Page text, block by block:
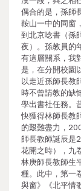
偶合的是，孫師
鞍山一中的同窗
到北京唸書（孫
夜）。孫教員的
有這層關系，我
是，在分開校園
以走近孫師長教
時不曾請教的缺
學出書社任務。
快獲得林師長教
的艱難盡力，
師長教師誕辰是
花開之時），九
林庚師長教師生
種。此中，第一
與窗》《北平情